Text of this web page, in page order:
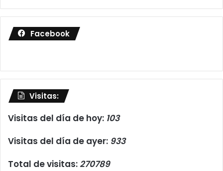
Facebook
Visitas:
Visitas del día de hoy: 103
Visitas del día de ayer: 933
Total de visitas: 270789